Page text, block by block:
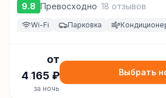
9.8 Превосходно· 18 отзывов
Wi-Fi Парковка
от
4 165 ₽
за ночь
Выбрать